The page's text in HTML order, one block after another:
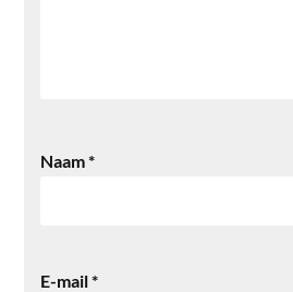
Naam*
E-mail*